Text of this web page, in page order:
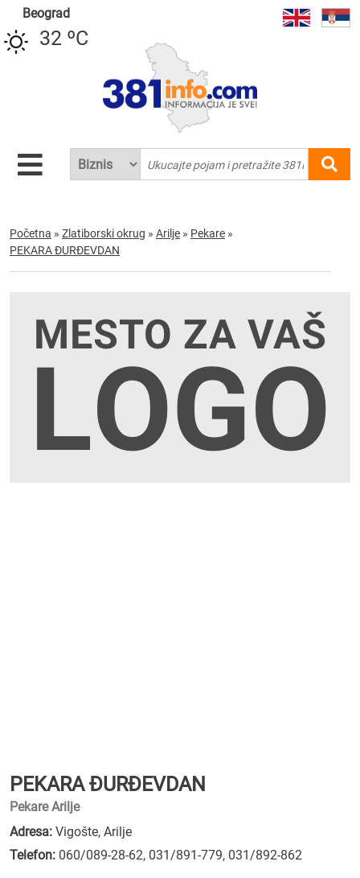
Beograd
32 ºC
Početna » Zlatiborski okrug » Arilje » Pekare »
PEKARA ĐURĐEVDAN
PEKARA ĐURĐEVDAN
Pekare Arilje
Adresa: Vigošte, Arilje
Telefon: 060/089-28-62, 031/891-779, 031/892-862